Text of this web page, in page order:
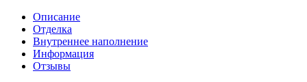
Описание
Отделка
Внутреннее наполнение
Информация
Отзывы